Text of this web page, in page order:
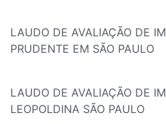
LAUDO DE AVALIAÇÃO DE
PRUDENTE EM SÃO PAULO
LAUDO DE AVALIAÇÃO DE
LEOPOLDINA SÃO PAULO